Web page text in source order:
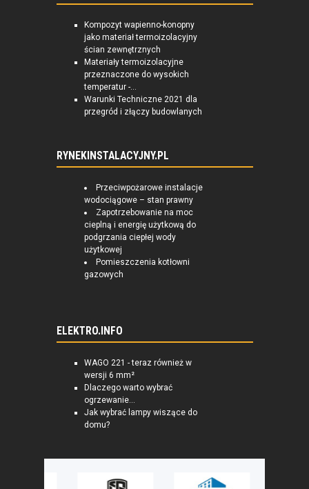
Kompozyt wapienno-konopny
jako materiał termoizolacyjny
ścian zewnętrznych
Materiały termoizolacyjne
przeznaczone do wysokich
temperatur -...
Warunki Techniczne 2021 dla
przegród i złączy budowlanych
RYNEKINSTALACYJNY.PL
Przeciwpożarowe instalacje
wodociągowe – stan prawny
Zapotrzebowanie na moc
cieplną i energię użytkową do
podgrzania ciepłej wody
użytkowej
Pomieszczenia kotłowni
gazowych
ELEKTRO.INFO
WAGO 221 - teraz również w
wersji 6 mm²
Dlaczego warto wybrać
ogrzewanie...
Jak wybrać lampy wiszące do
domu?